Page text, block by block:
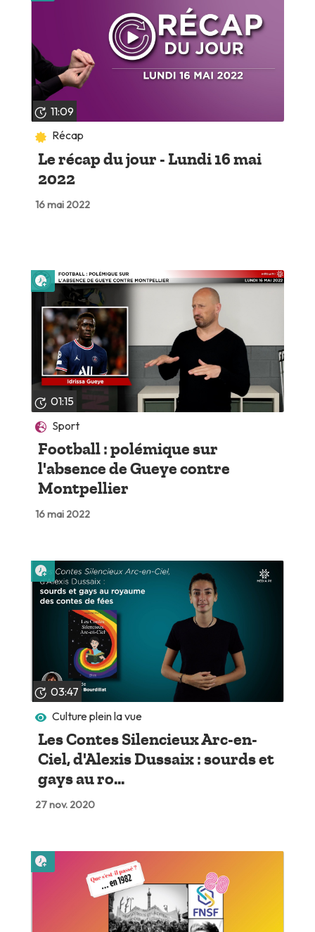
11:09
Récap
Le récap du jour - Lundi 16 mai
2022
16 mai 2022
01:15
Sport
Football : polémique sur
l'absence de Gueye contre
Montpellier
16 mai 2022
Lire plus tard
03:47
Culture plein la vue
Les Contes Silencieux Arc-en-
Ciel, d'Alexis Dussaix : sourds et
gays au ro...
27 nov. 2020
Lire plus tard